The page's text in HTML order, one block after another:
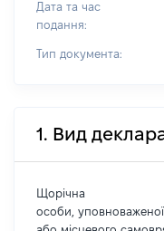
Дата та час
подання:
Тип документа:
1. Вид
Щорічна
особи,